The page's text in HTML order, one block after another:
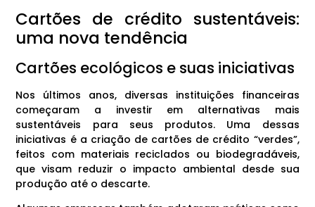
Cartões de crédito sustentáveis:
uma nova tendência
Cartões ecológicos e suas iniciativas
Nos últimos anos, diversas instituições financeiras
começaram a investir em alternativas mais
sustentáveis para seus produtos. Uma dessas
iniciativas é a criação de cartões de crédito “verdes”,
feitos com materiais reciclados ou biodegradáveis,
que visam reduzir o impacto ambiental desde sua
produção até o descarte.